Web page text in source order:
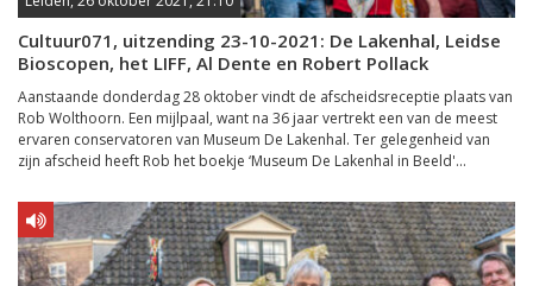
Cultuur071, uitzending 23-10-2021: De Lakenhal, Leidse
Bioscopen, het LIFF, Al Dente en Robert Pollack
Aanstaande donderdag 28 oktober vindt de afscheidsreceptie plaats van
Rob Wolthoorn. Een mijlpaal, want na 36 jaar vertrekt een van de meest
ervaren conservatoren van Museum De Lakenhal. Ter gelegenheid van
zijn afscheid heeft Rob het boekje ‘Museum De Lakenhal in Beeld'...